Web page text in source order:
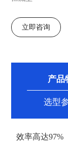
立即咨询
产品
选型
效率高达97%